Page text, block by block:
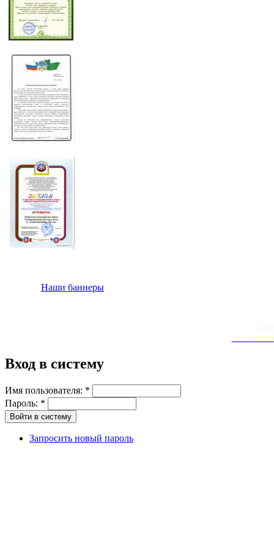
Наши баннеры
Вход в систему
Имя пользователя: *
Пароль: *
Запросить новый пароль